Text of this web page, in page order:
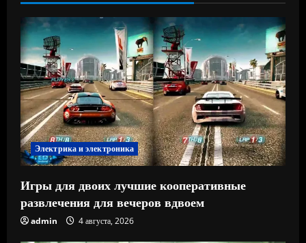
Электрика и электроника
Игры для двоих лучшие кооперативные
развлечения для вечеров вдвоем
admin 4 августа, 2026